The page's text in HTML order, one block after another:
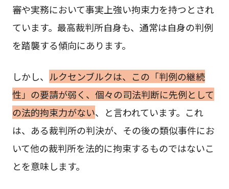
審や実務において事実上強い拘束力を持つとされ
ています。最高裁判所自身も、通常は自身の判例
を踏襲する傾向にあります。
しかし、 ルクセンブルクは、この「判例の継続
性」の要請が弱く、個々の司法判断に先例として
の法的拘束力がない、と言われています。これ
は、ある裁判所の判決が、その後の類似事件にお
いて他の裁判所を法的に拘束するものではないこ
とを意味します。